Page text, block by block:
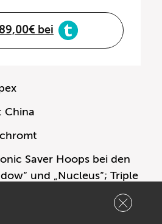
bei
China
Saver Hoops bei den
und „Nucleus“; Triple
bei den Modellen „Razor“